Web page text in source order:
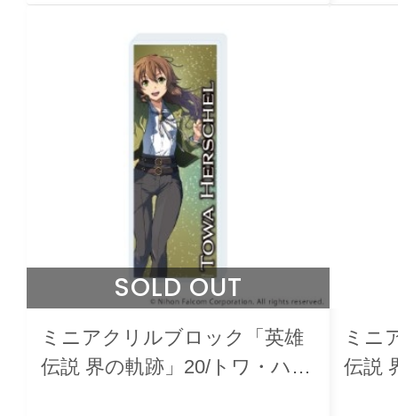
SOLD OUT
ミニアクリルブロック「英雄
伝説 界の軌跡」20/トワ・ハー
ミニ
伝説